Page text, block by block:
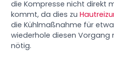
die Kompresse nicht direkt
kommt, da dies zu
die Kühlmaßnahme für etwa
wiederhole diesen Vorgang
nötig.